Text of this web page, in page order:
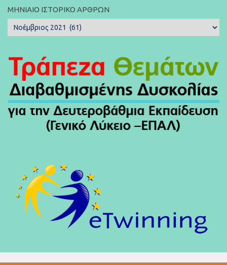
ΜΗΝΙΑΊΟ ΙΣΤΟΡΙΚΌ ΆΡΘΡΩΝ
Μηνιαίο
Ιστορικό